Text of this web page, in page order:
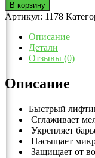
В корзину
Артикул: 1178
Описание
Детали
Отзывы (0)
Описание
Быстрый
Сглаживает
Укрепляет
Насыщает
Защищает от